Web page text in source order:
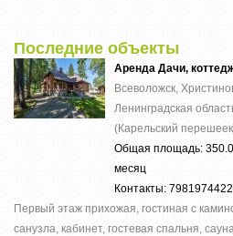
Последние объекты
Аренда Дачи,
Всеволожск,
Ленинградская
(Карельский
Общая площадь:
месяц
Контакты:
Первый этаж прихожая, гостиная с
санузла, кабинет, гостевая спальня,